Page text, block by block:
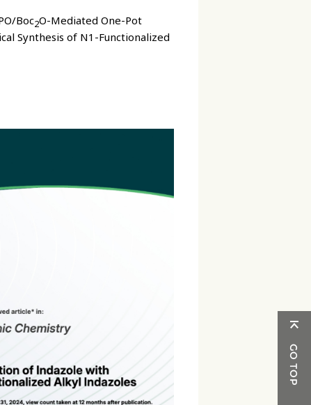
Boc2O-Mediated One-Pot
Synthesis of N1-Functionalized